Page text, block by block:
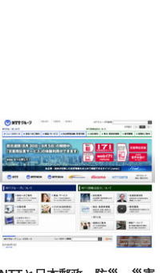
シュ
おし
ワイ
84～96cm テレワーク 在
宅勤務 ブラック